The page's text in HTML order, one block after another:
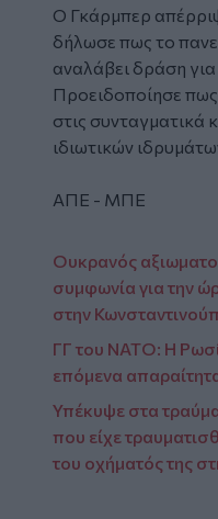
Ο Γκάρμπερ
δήλωσε πως το
αναλάβει δράση για
Προειδοποίησε
στις συνταγματικά
ιδιωτικών
ΑΠΕ - ΜΠΕ
Ουκρανός
συμφωνία για την
στην
ΓΓ του ΝΑΤΟ: Η
επόμενα
Υπέκυψε στα
που είχε
του οχήματός της